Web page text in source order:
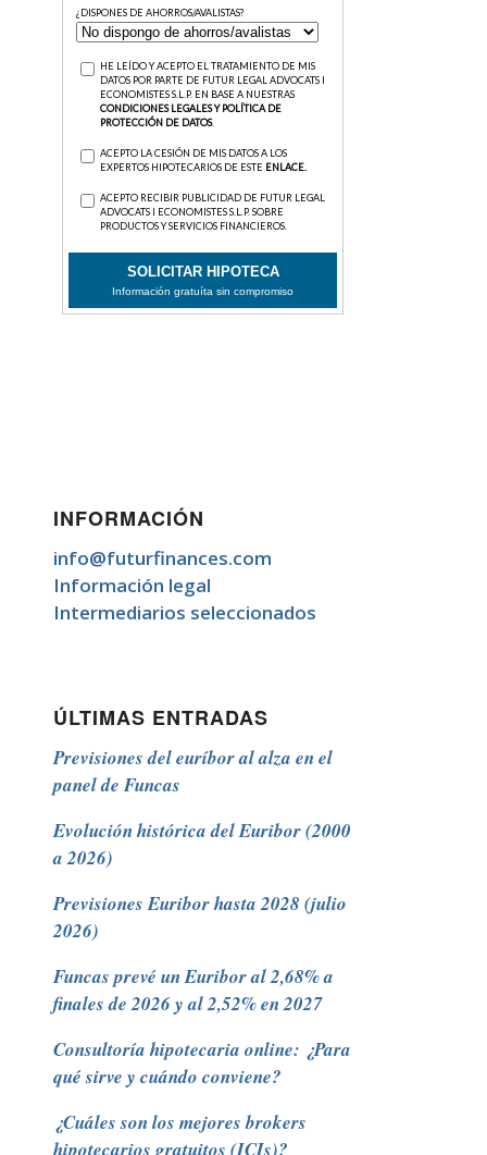
INFORMACIÓN
info@futurfinances.com
Información legal
Intermediarios seleccionados
ÚLTIMAS ENTRADAS
Previsiones del euríbor al alza en el
panel de Funcas
Evolución histórica del Euribor (2000
a 2026)
Previsiones Euribor hasta 2028 (julio
2026)
Funcas prevé un Euribor al 2,68% a
finales de 2026 y al 2,52% en 2027
Consultoría hipotecaria online: ¿Para
qué sirve y cuándo conviene?
¿Cuáles son los mejores brokers
hipotecarios gratuitos (ICIs)?